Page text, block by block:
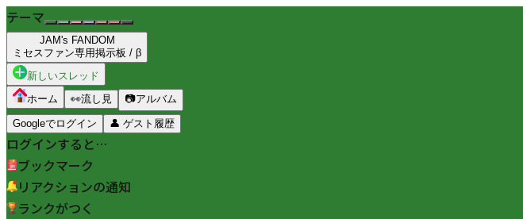
テーマ
JAM's FANDOM
ミセスファン専用掲示板 / β
新しいスレッド
ホーム
👀流し見 📷アルバム
Googleでログイン 👤 ゲスト履歴
ログインすると…
ブックマーク
リアクションの通知
ランクがつく